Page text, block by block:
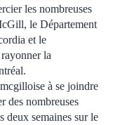
les nombreuses
le Département
et le
la
à se joindre
des nombreuses
deux semaines sur le